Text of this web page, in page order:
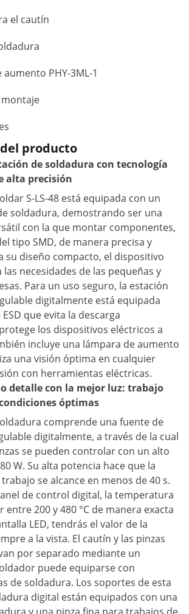
el cautín
PHY-3ML-1
producto
de soldadura con tecnología
alta precisión
S-LS-48 está equipada con un
soldadura, demostrando ser una
con la que montar componentes,
tipo SMD, de manera precisa y
su diseño compacto, el dispositivo
necesidades de las pequeñas y
Para un uso seguro, la estación
digitalmente está equipada
que evita la descarga
los dispositivos eléctricos a
incluye una lámpara de aumento
una visión óptima en cualquier
con herramientas eléctricas.
detalle con la mejor luz: trabajo
óptimas
comprende una fuente de
digitalmente, a través de la cual
se pueden controlar con un alto
W. Su alta potencia hace que la
se alcance en menos de 40 s.
de control digital, la temperatura
entre 200 y 480 °C de manera exacta
LED, tendrás el valor de la
a la vista. El cautín y las pinzas
por separado mediante un
puede equiparse con
de soldadura. Los soportes de esta
digital están equipados con una